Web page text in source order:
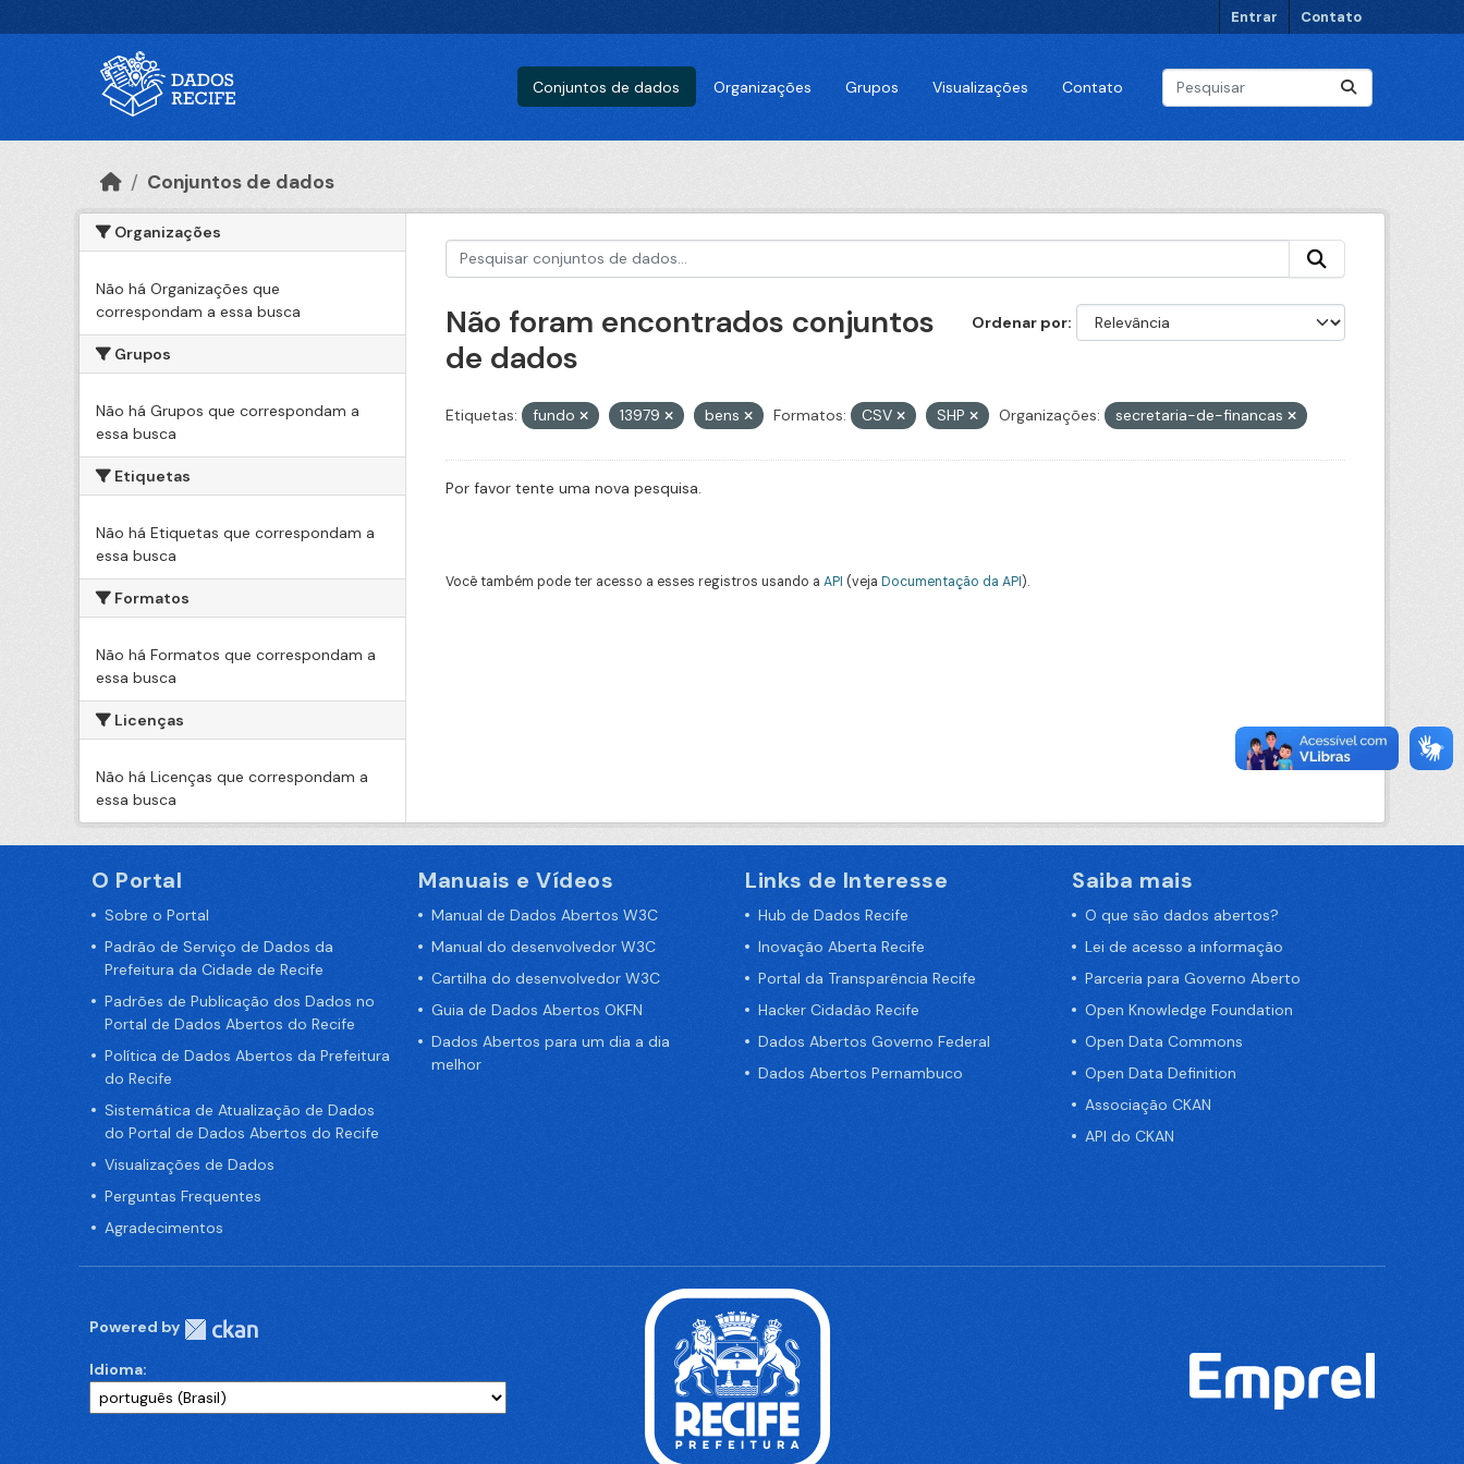
Entrar Contato
Conjuntos de dados Organizações Grupos Visualizações Contato
Conjuntos de dados
Organizações
Não há Organizações que
correspondam a essa busca
Grupos
Não há Grupos que correspondam a
essa busca
Etiquetas
Não há Etiquetas que correspondam a
essa busca
Formatos
Não há Formatos que correspondam a
essa busca
Licenças
Não há Licenças que correspondam a
essa busca
Ordenar por
Não foram encontrados conjuntos
de dados
Etiquetas: fundo 13979 bens Formatos: CSV SHP Organizações: secretaria-de-financas
Por favor tente uma nova pesquisa.
Você também pode ter acesso a esses registros usando a API (veja Documentação da API).
O Portal
Sobre o Portal
Padrão de Serviço de Dados da
Prefeitura da Cidade de Recife
Padrões de Publicação dos Dados no
Portal de Dados Abertos do Recife
Política de Dados Abertos da Prefeitura
do Recife
Sistemática de Atualização de Dados
do Portal de Dados Abertos do Recife
Visualizações de Dados
Perguntas Frequentes
Agradecimentos
Manuais e Vídeos
Manual de Dados Abertos W3C
Manual do desenvolvedor W3C
Cartilha do desenvolvedor W3C
Guia de Dados Abertos OKFN
Dados Abertos para um dia a dia
melhor
Links de Interesse
Hub de Dados Recife
Inovação Aberta Recife
Portal da Transparência Recife
Hacker Cidadão Recife
Dados Abertos Governo Federal
Dados Abertos Pernambuco
Saiba mais
O que são dados abertos?
Lei de acesso a informação
Parceria para Governo Aberto
Open Knowledge Foundation
Open Data Commons
Open Data Definition
Associação CKAN
API do CKAN
Powered by
Idioma